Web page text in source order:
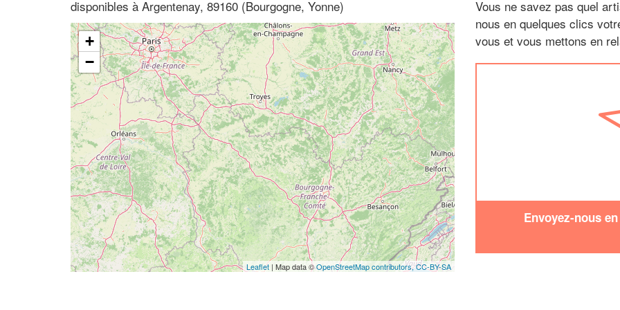
disponibles à Argentenay, 89160 (Bourgogne, Yonne)
+
−
Leaflet | Map data ©OpenStreetMap contributors,CC-BY-SA
Vous ne savez pas quel
nous en quelques clics
vous et vous mettons en
Envoyez-nous